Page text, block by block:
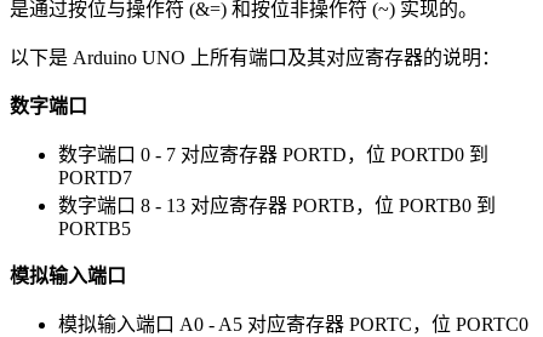
是通过按位与操作符 (&=) 和按位非操作符 (~) 实现的。
以下是 Arduino UNO 上所有端口及其对应寄存器的说明：
数字端口
数字端口 0 - 7 对应寄存器 PORTD，位 PORTD0 到
PORTD7
数字端口 8 - 13 对应寄存器 PORTB，位 PORTB0 到
PORTB5
模拟输入端口
模拟输入端口 A0 - A5 对应寄存器 PORTC，位 PORTC0